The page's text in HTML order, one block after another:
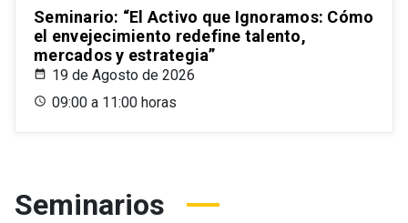
Seminario: “El Activo que Ignoramos: Cómo
el envejecimiento redefine talento,
mercados y estrategia”
19 de Agosto de 2026
09:00 a 11:00 horas
Seminarios